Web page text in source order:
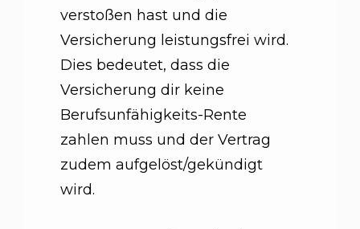
verstoßen hast und die
Versicherung leistungsfrei wird.
Dies bedeutet, dass die
Versicherung dir keine
Berufsunfähigkeits-Rente
zahlen muss und der Vertrag
zudem aufgelöst/gekündigt
wird.